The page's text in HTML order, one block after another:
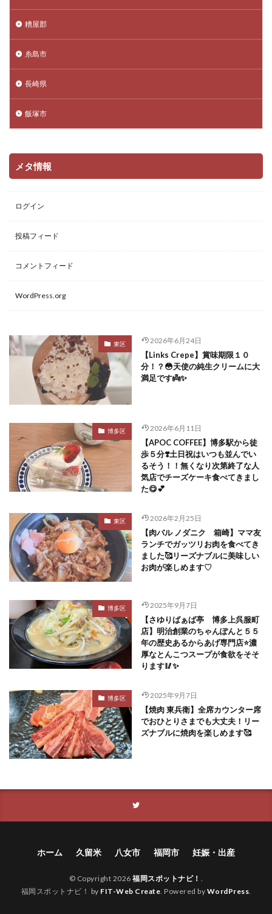
糟屋郡
糸島市
長崎県
飯塚市
メタ情報
ログイン
投稿フィード
コメントフィード
WordPress.org
東区 2026年6月24日
【Links Crepe】賞味期限１０
分！？😳天使の純生クリームに大
満足です👼✨
博多区 2026年6月11日
【APOC COFFEE】博多駅から徒
歩５分❣️土日祝はいつも並んでい
るそう！！無くなり次第終了な人
気店でチーズケーキ食べてきまし
た😋💕
東区 2026年2月25日
【肉バル ノダニク 箱崎】ママ友
ランチでガッツリお肉を食べてき
ました🥰リーズナブルに美味しい
お肉が楽しめます♡
博多区 2025年9月7日
【さゆりばぁば亭 博多上呉服町
店】明治創業のちゃんぽんと５５
年の歴史あるからあげ専門店⭐️濃
厚なとんこつスープが食欲をそそ
ります🥢✨
博多区 2025年9月7日
【焼肉 東兵衛】全席カウンター席
でおひとりさまでも大丈夫！リー
ズナブルに焼肉を楽しめます🥰
ホーム 久留米 八女市 福岡市 妊娠・出産
© Copyright 2026福岡スポットナビ！ .
福岡スポットナビ！ by FIT-Web Create. Powered by WordPress.